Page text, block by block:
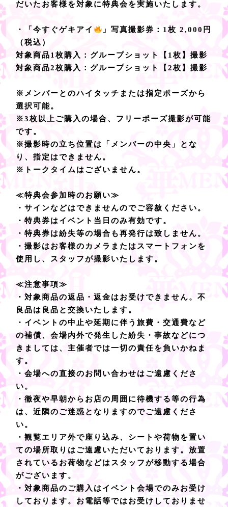
だいたお客様を対象に特典会を実施いたします。
・「今すぐゲキアイ
」写真撮影券：1枚 2,000円
（税込）
対象商品1枚購入：グループショット【1枚】撮影
対象商品2枚購入：グループショット【2枚】撮影
※メンバーとのハイタッチまたは指定ポーズから
選択可能。
※3枚以上ご購入の場合、フリーポーズ撮影が可能
です。
※撮影時の立ち位置は「メンバーの中央」とな
り、指定はできません。
※トークタイムはございません。
≪特典会参加時のお願い≫
・サインなどはできませんのでご容赦ください。
・特典券はイベント当日のみ有効です。
・特典券は紛失等の場合も再発行は致しません。
・撮影はお客様のカメラまたはスマートフォンを
使用し、スタッフが撮影いたします。
≪注意事項≫
・対象商品の返品・返金はお受けできません。不
良品は良品と交換いたします。
・イベントの中止や延期に伴う旅費・交通費など
の補償、会場内外で発生した紛失・事故などにつ
きましては、主催者では一切の責任を負いかねま
す。
・会場への直接のお問い合わせはご遠慮くださ
い。
・徹夜や早朝からお店の周囲に待機する等の行為
は、近隣のご迷惑となりますのでご遠慮くださ
い。
・観覧エリア外で座り込み、シートや荷物を置い
ての場所取りはご遠慮いただいております。放置
されているお荷物などはスタッフが移動する場合
がございます。
・対象商品のご購入はイベント会場でのみお受け
しております。お電話等ではお受けしておりませ